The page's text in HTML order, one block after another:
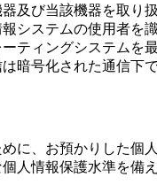
及び当該機器を取り
システムの使用者を
ティングシステムを
暗号化された通信下
に、お預かりした個
人情報保護水準を備